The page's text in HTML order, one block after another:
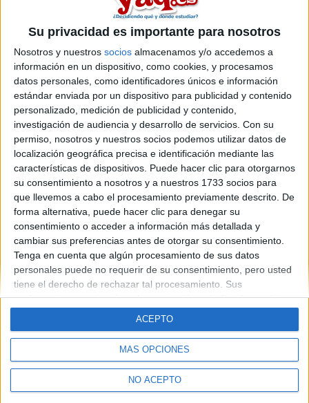
Su privacidad es importante para nosotros
Nosotros y nuestros socios almacenamos y/o accedemos a
información en un dispositivo, como cookies, y procesamos
datos personales, como identificadores únicos e información
estándar enviada por un dispositivo para publicidad y contenido
personalizado, medición de publicidad y contenido,
investigación de audiencia y desarrollo de servicios. Con su
permiso, nosotros y nuestros socios podemos utilizar datos de
localización geográfica precisa e identificación mediante las
características de dispositivos. Puede hacer clic para otorgarnos
su consentimiento a nosotros y a nuestros 1733 socios para
que llevemos a cabo el procesamiento previamente descrito. De
forma alternativa, puede hacer clic para denegar su
consentimiento o acceder a información más detallada y
cambiar sus preferencias antes de otorgar su consentimiento.
Tenga en cuenta que algún procesamiento de sus datos
personales puede no requerir de su consentimiento, pero usted
tiene el derecho de rechazar tal procesamiento. Sus
preferencias se aplicarán solo a este sitio web. Puede cambiar
sus preferencias o retirar su consentimiento en cualquier
"Privacidad" en la parte inferior de la página web.
MÁS OPCIONES
NO ACEPTO
ACEPTO
hola, kiero empezar este año los estudios de arquitectura tecnia y
no se si metereme en la ucjc o en la uax y no conozco a nadie q
estudie en ninguna la carrera q yo kiero hacer, asiq si alguien
puede darme algun consejillo o alguna info sobre estas
universidades me seria de gran ayuda puesto q tengo q hacer la
matricula en una semana y estoy un poco perdido.gracias
Blog de andres888
Quiénes somos|Contactar|Anúnciate
Aviso legal|Politica de privacidad|Condiciones generales
de cookies
© 2003-2026Compás Mediterráneo S.L.- Diego de León 47 - 28006
Madrid [ESPAÑA] - Tel. +34 91 593 2767